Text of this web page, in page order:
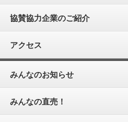
協賛協力企業のご紹介
アクセス
みんなのお知らせ
みんなの直売！